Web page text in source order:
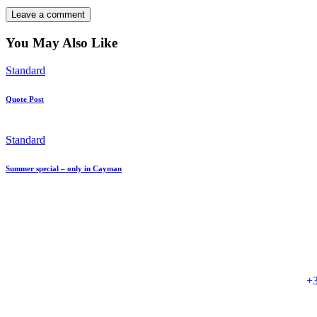
You May Also Like
Standard
Quote Post
Standard
Summer special – only in Cayman